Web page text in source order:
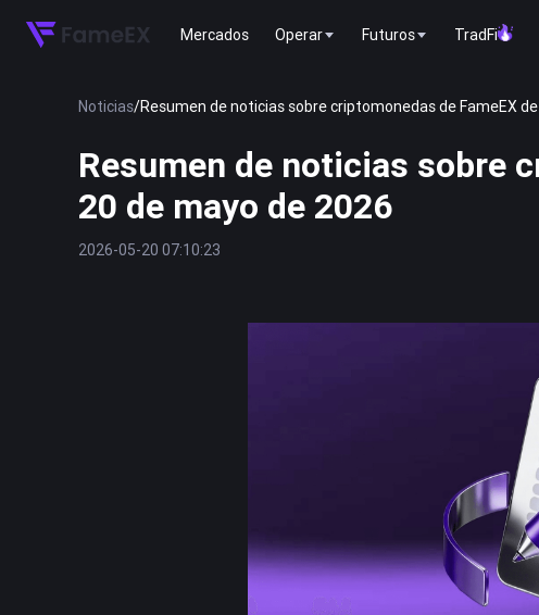
Mercados Operar Futuros TradFi
Noticias/Resumen de noticias sobre criptomonedas de FameEX
Resumen de noticias sobre
20 de mayo de 2026
2026-05-20 07:10:23